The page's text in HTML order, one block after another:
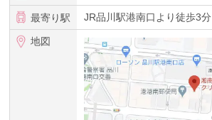
最寄り駅 JR品川駅港南口より徒歩3分
地図